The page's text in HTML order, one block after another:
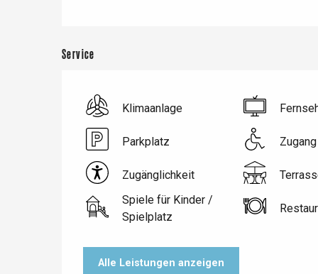
Service
Klimaanlage
Parkplatz
Zugänglichkeit
Spiele für Kinder /
Spielplatz
Alle Leistungen anzeigen